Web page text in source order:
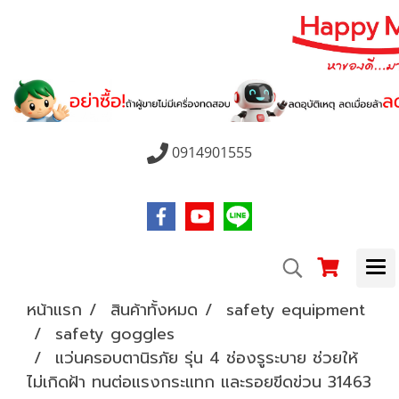
0914901555
หน้าแรก สินค้าทั้งหมด
safety equipment
safety goggles
แว่นครอบตานิรภัย รุ่น 4 ช่องรูระบาย ช่วยให้
ไม่เกิดฝ้า ทนต่อแรงกระแทก และรอยขีดข่วน 31463